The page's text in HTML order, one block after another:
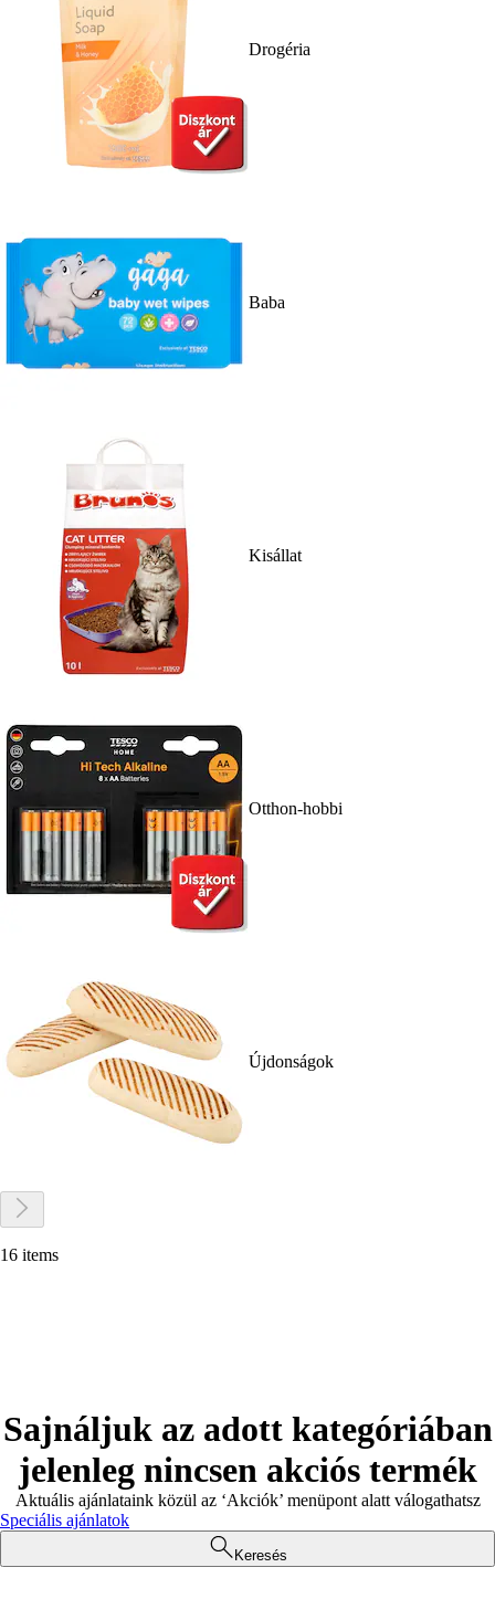
Drogéria
Baba
Kisállat
Otthon-hobbi
Újdonságok
16 items
Sajnáljuk az adott kategóriában
jelenleg nincsen akciós termék
Aktuális ajánlataink közül az ‘Akciók’ menüpont alatt válogathatsz
Speciális ajánlatok
Keresés